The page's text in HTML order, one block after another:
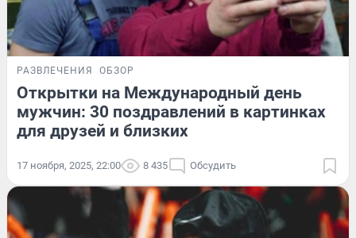
РАЗВЛЕЧЕНИЯ ОБЗОР
Открытки на Международный день
мужчин: 30 поздравлений в картинках
для друзей и близких
17 ноября, 2025, 22:00 8 435 Обсудить